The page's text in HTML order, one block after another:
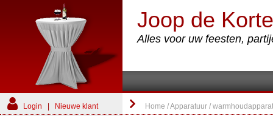
Joop de
Alles voor uw feesten,
Login Nieuwe klant Home /Apparatuur /